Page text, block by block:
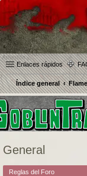
Enlaces rápidos
Índice general
General
Reglas del Foro